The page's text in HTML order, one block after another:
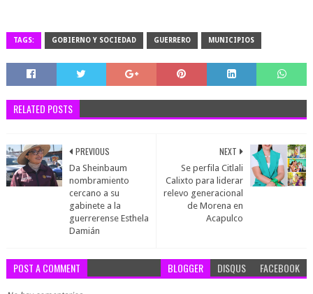
TAGS: GOBIERNO Y SOCIEDAD GUERRERO MUNICIPIOS
RELATED POSTS
NEXT
Se perfila Citlali
Calixto para liderar
relevo generacional
de Morena en
Acapulco
PREVIOUS
Da Sheinbaum
nombramiento
cercano a su
gabinete a la
guerrerense Esthela
Damián
POST A COMMENT BLOGGER DISQUS FACEBOOK